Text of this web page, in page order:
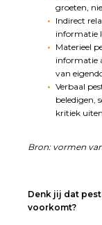
groeten,
Indirect
informatie
Materieel
informatie
van
Verbaal
beledigen,
kritiek
Bron: vormen
Denk jij dat
voorkomt?